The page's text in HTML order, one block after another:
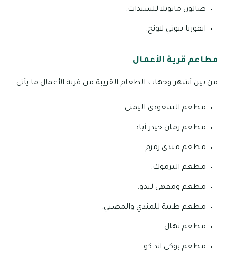
صالون مانويلا للسيدات.
ايفوريا بيوتي لاونج.
مطاعم قرية الأعمال
من بين أشهر وجهات الطعام القريبة من قرية الأعمال ما يأتي:
مطعم السعودي اليمني.
مطعم رمان حيدر أباد.
مطعم مندي زمزم.
مطعم اليرموك.
مطعم ومقهى ليدو.
مطعم طيبة للمندي والمضبي.
مطعم نهال.
مطعم بوكي اند كو.